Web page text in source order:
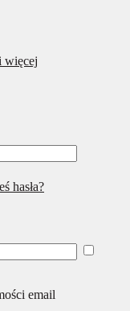
więcej
hasła?
email